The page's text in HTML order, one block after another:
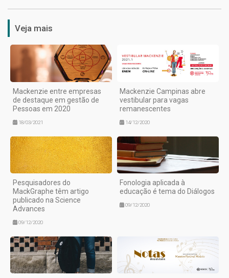
Veja mais
Mackenzie entre empresas
de destaque em gestão de
Pessoas em 2020
18/03/2021
Mackenzie Campinas abre
vestibular para vagas
remanescentes
14/12/2020
Pesquisadores do
MackGraphe têm artigo
publicado na Science
Advances
09/12/2020
Fonologia aplicada à
educação é tema do Diálogos
09/12/2020